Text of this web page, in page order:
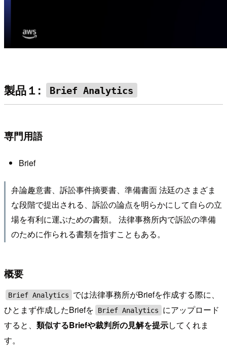
製品１: Brief Analytics
専門用語
Brief
弁論趣意書、訴訟事件摘要書、準備書面 法廷のさまざま
な段階で提出される、訴訟の論点を明らかにして自らの立
場を有利に運ぶための書類。 法律事務所内で訴訟の準備
のために作られる書類を指すこともある。
概要
Brief Analytics
では法律事務所がBriefを作成する際に、
ひとまず作成したBriefを
Brief Analytics
にアップロード
すると、 類似するBriefや裁判所の見解を提示してくれま
す。